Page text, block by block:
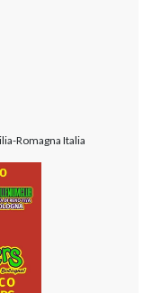
Romagna Italia